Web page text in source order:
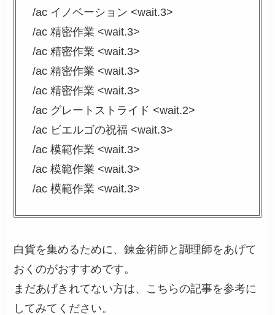
/ac イノベーション <wait.3>
/ac 精密作業 <wait.3>
/ac 精密作業 <wait.3>
/ac 精密作業 <wait.3>
/ac 精密作業 <wait.3>
/ac グレートストライド <wait.2>
/ac ビエルゴの祝福 <wait.3>
/ac 模範作業 <wait.3>
/ac 模範作業 <wait.3>
/ac 模範作業 <wait.3>
白貨を集めるために、錬金術師と調理師をあげて
おくのがおすすめです。
まだあげきれてない方は、こちらの記事を参考に
してみてください。